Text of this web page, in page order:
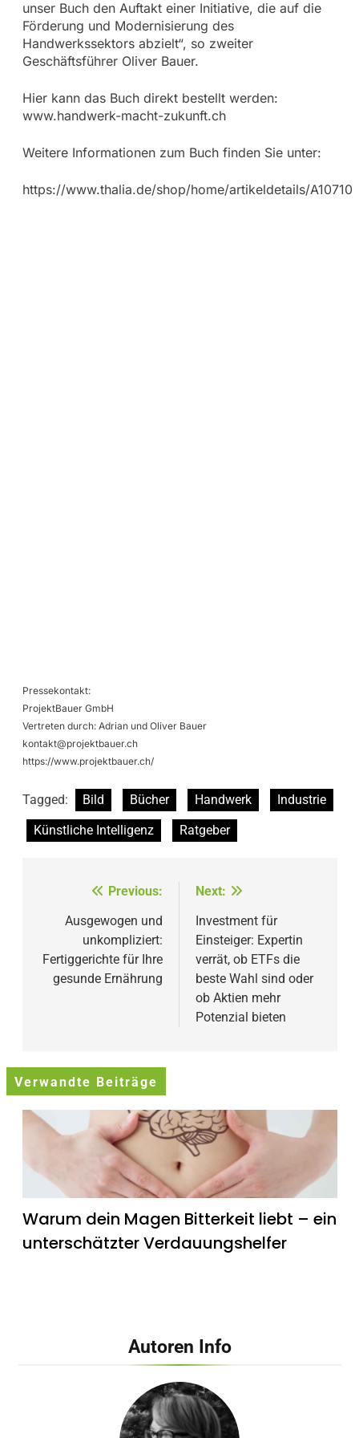
unser Buch den Auftakt einer Initiative, die auf die
Förderung und Modernisierung des
Handwerkssektors abzielt“, so zweiter
Geschäftsführer Oliver Bauer.
Hier kann das Buch direkt bestellt werden:
www.handwerk-macht-zukunft.ch
Weitere Informationen zum Buch finden Sie unter:
https://www.thalia.de/shop/home/artikeldetails/
Pressekontakt:
ProjektBauer GmbH
Vertreten durch: Adrian und Oliver Bauer
kontakt@projektbauer.ch
https://www.projektbauer.ch/
Tagged: Bild Bücher Handwerk
Industrie
Künstliche Intelligenz
Ratgeber
Beitragsnavigation
Previous:
Ausgewogen und
unkompliziert:
Fertiggerichte für Ihre
gesunde Ernährung
Next:
Investment für
Einsteiger: Expertin
verrät, ob ETFs die
beste Wahl sind oder
ob Aktien mehr
Potenzial bieten
Verwandte Beiträge
Warum dein Magen Bitterkeit liebt – ein
unterschätzter Verdauungshelfer
Wie künstliches Licht unsere innere Uhr
Autoren Info